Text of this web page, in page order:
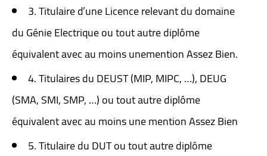
3. Titulaire d’une Licence relevant du domaine
du Génie Electrique ou tout autre diplôme
équivalent avec au moins unemention Assez Bien.
4. Titulaires du DEUST (MIP, MIPC, …), DEUG
(SMA, SMI, SMP, …) ou tout autre diplôme
équivalent avec au moins une mention Assez Bien
5. Titulaire du DUT ou tout autre diplôme